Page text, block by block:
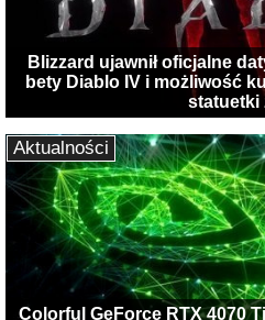
Blizzard ujawnił oficjalne
bety Diablo IV i możliwość
statuetki
Colorful GeForce RTX 4070
Aktualności